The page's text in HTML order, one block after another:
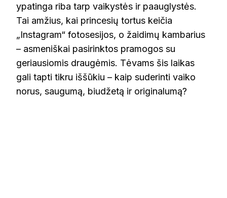
ypatinga riba tarp vaikystės ir paauglystės.
Tai amžius, kai princesių tortus keičia
„Instagram“ fotosesijos, o žaidimų kambarius
– asmeniškai pasirinktos pramogos su
geriausiomis draugėmis. Tėvams šis laikas
gali tapti tikru iššūkiu – kaip suderinti vaiko
norus, saugumą, biudžetą ir originalumą?